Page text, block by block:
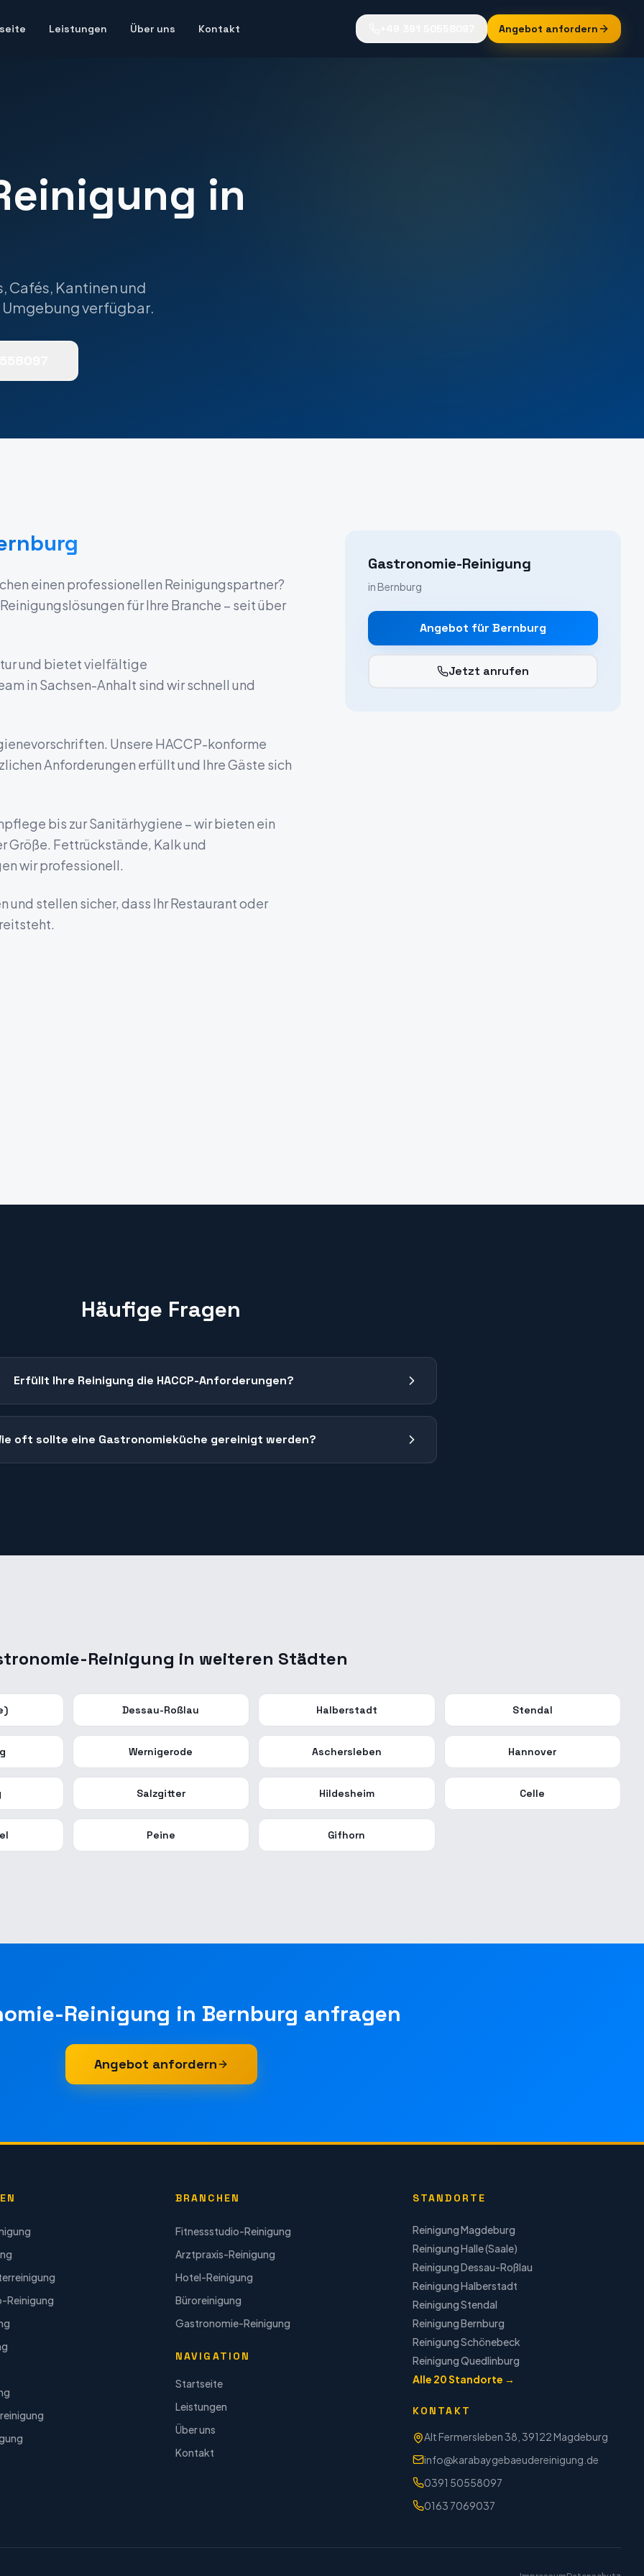
Leistungen Über uns Kontakt Angebot anfordern
in
Cafés, Kantinen und
verfügbar.
einen professionellen Reinigungspartner?
für Ihre Branche – seit über
und bietet vielfältige
in Sachsen-Anhalt sind wir schnell und
Unsere HACCP-konforme
Anforderungen erfüllt und Ihre Gäste sich
bis zur Sanitärhygiene – wir bieten ein
Fettrückstände, Kalk und
wir professionell.
stellen sicher, dass Ihr Restaurant oder
Gastronomie-Reinigung
in Bernburg
Angebot für Bernburg
Jetzt anrufen
Häufige Fragen
Erfüllt Ihre Reinigung die HACCP-Anforderungen?
oft sollte eine Gastronomieküche gereinigt werden?
Reinigung in weiteren Städten
Dessau-Roßlau Halberstadt Stendal
Wernigerode Aschersleben Hannover
Salzgitter Hildesheim Celle
Peine Gifhorn
Reinigung in Bernburg anfragen
Angebot anfordern
Reinigung
BRANCHEN
Fitnessstudio-Reinigung
Arztpraxis-Reinigung
Hotel-Reinigung
Büroreinigung
Gastronomie-Reinigung
NAVIGATION
Startseite
Leistungen
Über uns
Kontakt
STANDORTE
ReinigungMagdeburg
ReinigungHalle (Saale)
ReinigungDessau-Roßlau
ReinigungHalberstadt
ReinigungStendal
ReinigungBernburg
ReinigungSchönebeck
ReinigungQuedlinburg
Alle 20Standorte →
KONTAKT
Alt Fermersleben 38, 39122 Magdeburg
info@karabaygebaeudereinigung.de
0391 50558097
0163 7069037